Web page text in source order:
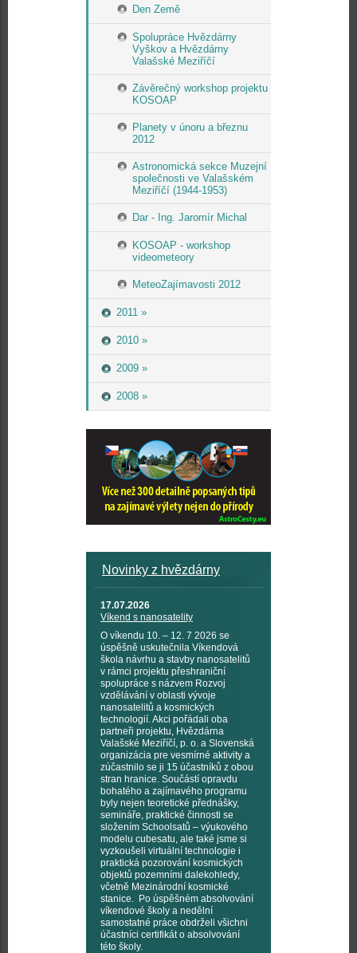
Den Země
Spolupráce Hvězdárny
Vyškov a Hvězdárny
Valašské Meziříčí
Závěrečný workshop projektu
KOSOAP
Planety v únoru a březnu
2012
Astronomická sekce Muzejní
společnosti ve Valašském
Meziříčí (1944-1953)
Dar - Ing. Jaromír Michal
KOSOAP - workshop
videometeory
MeteoZajímavosti 2012
2011 »
2010 »
2009 »
2008 »
Novinky z hvězdárny
17.07.2026
Víkend s nanosatelity
O víkendu 10. – 12. 7 2026 se
úspěšně uskutečnila Víkendová
škola návrhu a stavby nanosatelitů
v rámci projektu přeshraniční
spolupráce s názvem Rozvoj
vzdělávání v oblasti vývoje
nanosatelitů a kosmických
technologií. Akci pořádali oba
partneři projektu, Hvězdárna
Valašské Meziříčí, p. o. a Slovenská
organizácia pre vesmírné aktivity a
zúčastnilo se ji 15 účastníků z obou
stran hranice. Součástí opravdu
bohatého a zajímavého programu
byly nejen teoretické přednášky,
semináře, praktické činnosti se
složením Schoolsatů – výukového
modelu cubesatu, ale také jsme si
vyzkoušeli virtuální technologie i
praktická pozorování kosmických
objektů pozemními dalekohledy,
včetně Mezinárodní kosmické
stanice. Po úspěšném absolvování
víkendové školy a nedělní
samostatné práce obdrželi všichni
účastníci certifikát o absolvování
této školy.